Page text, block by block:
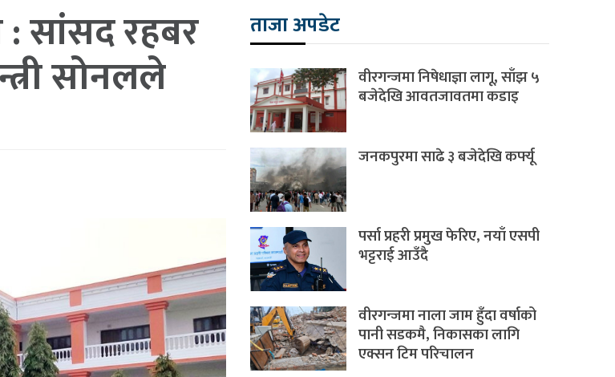
सांसद रहबर
सोनलले
ताजा अपडेट
वीरगन्जमा निषेधाज्ञा लागू, साँझ ५
बजेदेखि आवतजावतमा कडाइ
जनकपुरमा साढे ३ बजेदेखि कर्फ्यू
पर्सा प्रहरी प्रमुख फेरिए, नयाँ एसपी
भट्टराई आउँदै
वीरगन्जमा नाला जाम हुँदा वर्षाको
पानी सडकमै, निकासका लागि
एक्सन टिम परिचालन